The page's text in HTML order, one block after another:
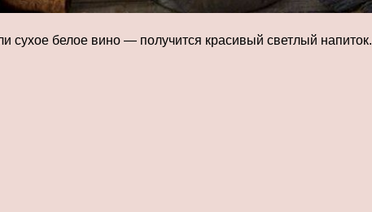
сухое белое вино — получится красивый светлый напиток.